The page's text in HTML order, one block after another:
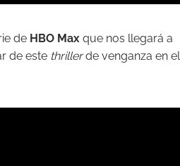
de HBO Max que nos llegará a
de este thrillerde venganza en el